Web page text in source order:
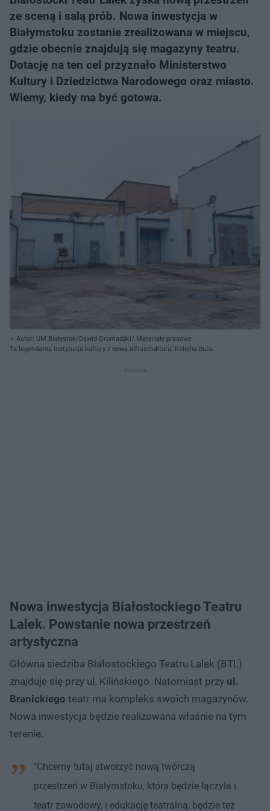
ze sceną i salą prób. Nowa inwestycja w
Białymstoku zostanie zrealizowana w miejscu,
gdzie obecnie znajdują się magazyny teatru.
Dotację na ten cel przyznało Ministerstwo
Kultury i Dziedzictwa Narodowego oraz miasto.
Wiemy, kiedy ma być gotowa.
Autor: UM Białystok/Dawid Gromadzki/ Materiały prasowe
Ta legendarna instytucja kultury z nową infrastrukturą. Kolejna duża
Nowa inwestycja Białostockiego Teatru
Lalek. Powstanie nowa przestrzeń
artystyczna
Główna siedziba Białostockiego Teatru Lalek (BTL)
znajduje się przy ul. Kilińskiego. Natomiast przy ul.
Branickiego teatr ma kompleks swoich magazynów.
Nowa inwestycja będzie realizowana właśnie na tym
terenie.
"Chcemy tutaj stworzyć nową twórczą
przestrzeń w Białymstoku, która będzie łączyła i
teatr zawodowy, i edukację teatralną, będzie też